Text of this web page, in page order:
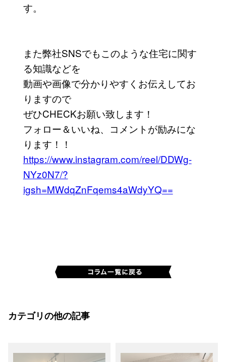
す。
また弊社SNSでもこのような住宅に関す
る知識などを
動画や画像で分かりやすくお伝えしてお
りますので
ぜひCHECKお願い致します！
フォロー＆いいね、コメントが励みにな
ります！！
https://www.instagram.com/reel/DDWg-
NYz0N7/?
igsh=MWdqZnFqems4aWdyYQ==
カテゴリの他の記事